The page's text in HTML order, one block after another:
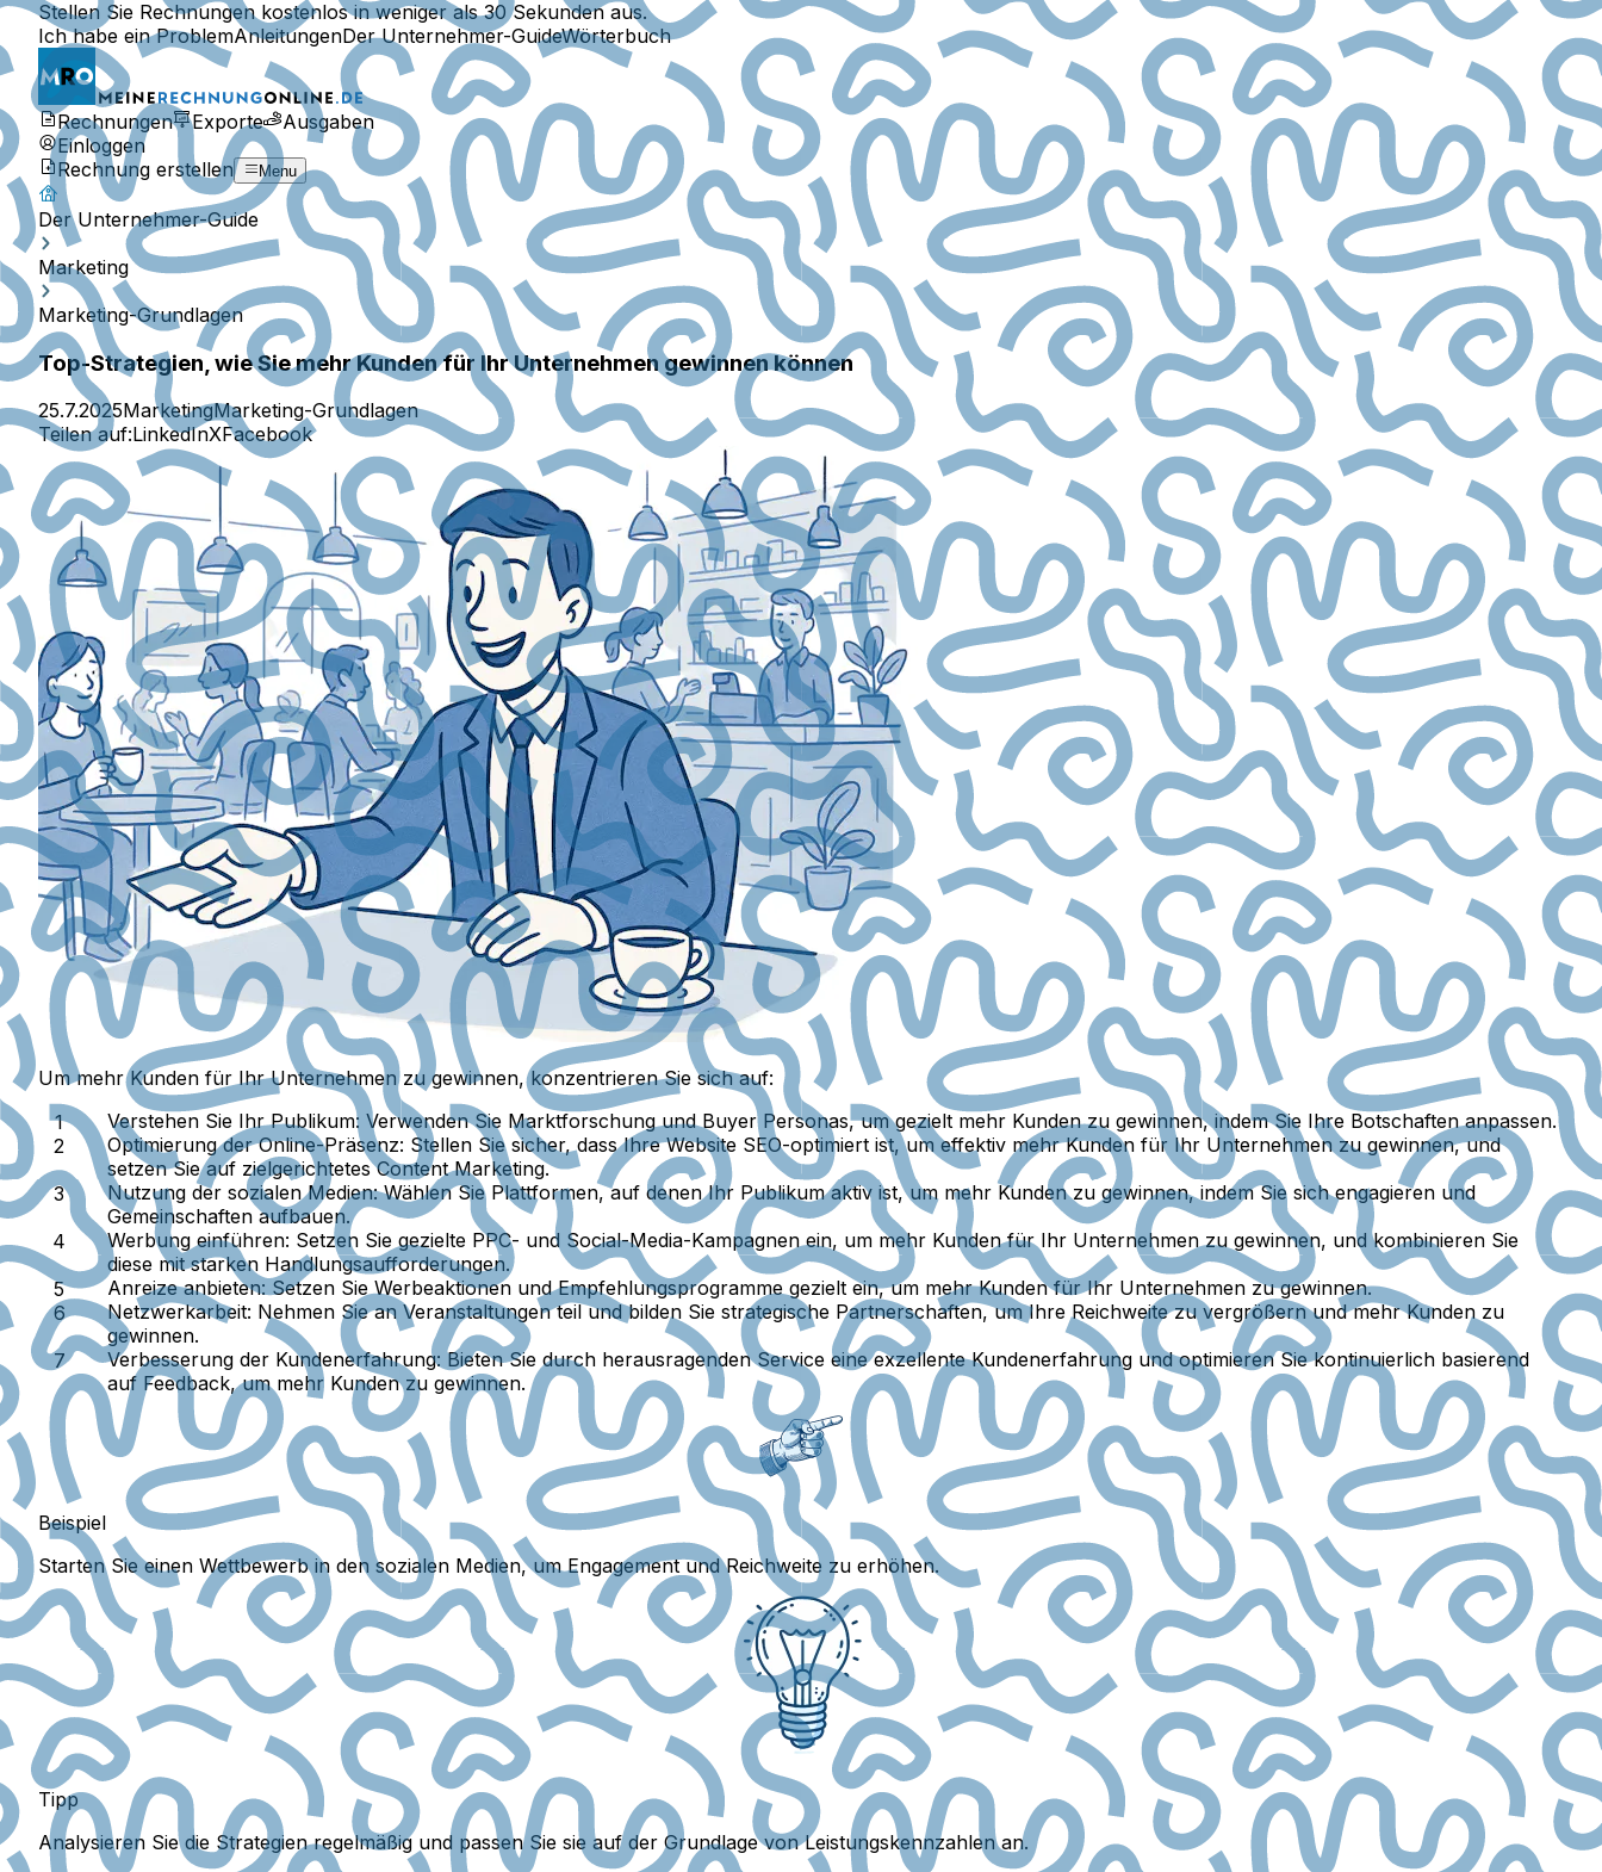
Stellen Sie Rechnungen kostenlos in weniger als 30 Sekunden aus.
Ich habe ein ProblemAnleitungenDer Unternehmer-GuideWörterbuch
Rechnungen Exporte
Ausgaben
Einloggen
Rechnung erstellen
Menu
Der Unternehmer-Guide
Marketing
Marketing-Grundlagen
Top-Strategien, wie Sie mehr Kunden für Ihr Unternehmen gewinnen können
25.7.2025MarketingMarketing-Grundlagen
Teilen auf:LinkedInXFacebook
Um mehr Kunden für Ihr Unternehmen zu gewinnen, konzentrieren Sie sich auf:
Verstehen Sie Ihr Publikum: Verwenden Sie Marktforschung und Buyer Personas, um gezielt mehr Kunden zu gewinnen, indem Sie Ihre Botschaften anpassen.
Optimierung der Online-Präsenz: Stellen Sie sicher, dass Ihre Website SEO-optimiert ist, um effektiv mehr Kunden für Ihr Unternehmen zu gewinnen, und
setzen Sie auf zielgerichtetes Content Marketing.
Nutzung der sozialen Medien: Wählen Sie Plattformen, auf denen Ihr Publikum aktiv ist, um mehr Kunden zu gewinnen, indem Sie sich engagieren und
Gemeinschaften aufbauen.
Werbung einführen: Setzen Sie gezielte PPC- und Social-Media-Kampagnen ein, um mehr Kunden für Ihr Unternehmen zu gewinnen, und kombinieren Sie
diese mit starken Handlungsaufforderungen.
Anreize anbieten: Setzen Sie Werbeaktionen und Empfehlungsprogramme gezielt ein, um mehr Kunden für Ihr Unternehmen zu gewinnen.
Netzwerkarbeit: Nehmen Sie an Veranstaltungen teil und bilden Sie strategische Partnerschaften, um Ihre Reichweite zu vergrößern und mehr Kunden zu
gewinnen.
Verbesserung der Kundenerfahrung: Bieten Sie durch herausragenden Service eine exzellente Kundenerfahrung und optimieren Sie kontinuierlich basierend
auf Feedback, um mehr Kunden zu gewinnen.
Beispiel
Starten Sie einen Wettbewerb in den sozialen Medien, um Engagement und Reichweite zu erhöhen.
Tipp
Analysieren Sie die Strategien regelmäßig und passen Sie sie auf der Grundlage von Leistungskennzahlen an.